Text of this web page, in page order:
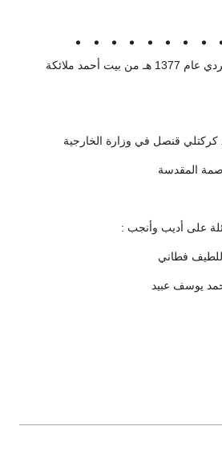
تزوج الدكتور عبد العزيز كردي عام 1377 هـ من بيت أحمد ملائكة
قنصل في وزارة الخارجية
المقدسة
على أديب وأنجب :
فطاني
يوسف عبيد